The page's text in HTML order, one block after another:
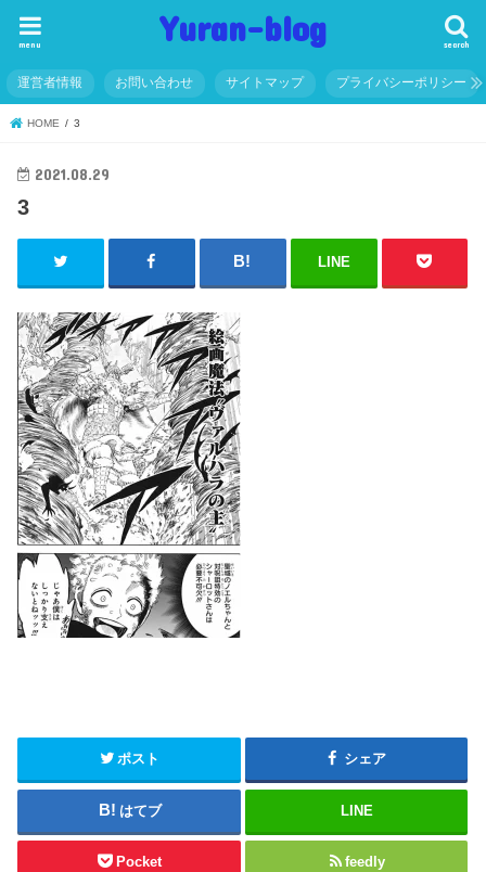
Yuran-blog search
menu
運営者情報 お問い合わせ サイトマップ プライバシーポリシー
HOME 3
2021.08.29
3
LINE
ポスト シェア
はてブ LINE
Pocket feedly